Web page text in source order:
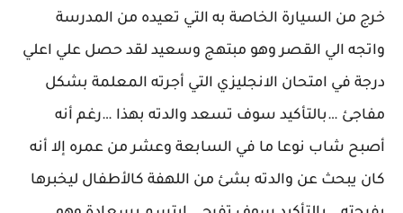
خرج من السيارة الخاصة به التي تعيده من المدرسة
واتجه الي القصر وهو مبتهج وسعيد لقد حصل علي اعلي
درجة في امتحان الانجليزي التي أجرته المعلمة بشكل
مفاجئ …بالتأكيد سوف تسعد والدته بهذا …رغم أنه
أصبح شاب نوعا ما في السابعة وعشر من عمره إلا أنه
كان يبحث عن والدته بشئ من اللهفة كالأطفال ليخبرها